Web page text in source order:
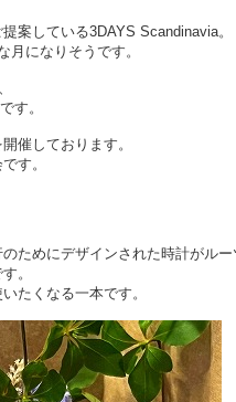
案している3DAYS Scandinavia。
になりそうです。
す。
催しております。
す。
ためにデザインされた時計がルー
。
たくなる一本です。